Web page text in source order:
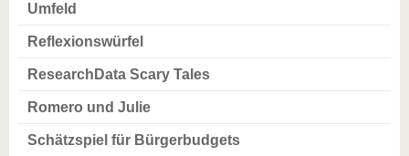
Umfeld
Reflexionswürfel
ResearchData Scary Tales
Romero und Julie
Schätzspiel für Bürgerbudgets